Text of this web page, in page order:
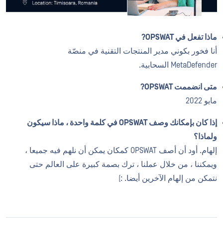
ماذا تفعل في OPSWAT?
أنا فخور بكوني مدير المنتجات التقنية في منصّة
MetaDefender السحابية.
متى انضممت OPSWAT?
مايو 2022
إذا كان بإمكانك وصف OPSWAT في كلمة واحدة ، ماذا سيكون
ولماذا؟
إلهام. أود أن أصف OPSWAT كمكان يمكن أن نلهم فيه جميعا ،
ويمكننا ، من خلال عملنا ، ترك بصمة كبيرة على العالم حتى
نتمكن من إلهام الآخرين أيضا. :)